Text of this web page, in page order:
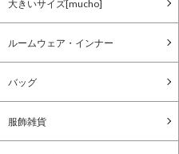
大きいサイズ[mucho]
ルームウェア・インナー
バッグ
服飾雑貨